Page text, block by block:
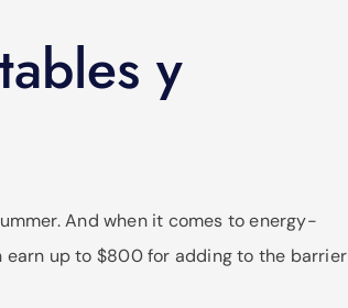
y
And when it comes to energy-
earn up to $800 for adding to the barrier